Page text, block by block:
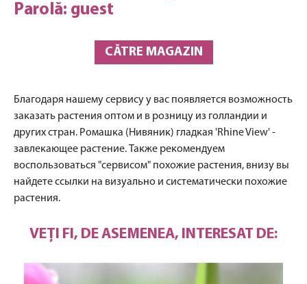
Parolă: guest
CĂTRE MAGAZIN
Благодаря нашему сервису у вас появляется возможность
заказать растения оптом и в розницу из голландии и
других стран. Ромашка (Нивяник) гладкая 'Rhine View' -
завлекающее растение. Также рекомендуем
воспользоваться "сервисом" похожие растения, внизу вы
найдете ссылки на визуально и систематически похожие
растения.
VEȚI FI, DE ASEMENEA, INTERESAT DE: